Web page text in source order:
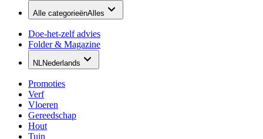
Alle categorieënAlles
Doe-het-zelf advies
Folder & Magazine
NLNederlands
Promoties
Verf
Vloeren
Gereedschap
Hout
Tuin